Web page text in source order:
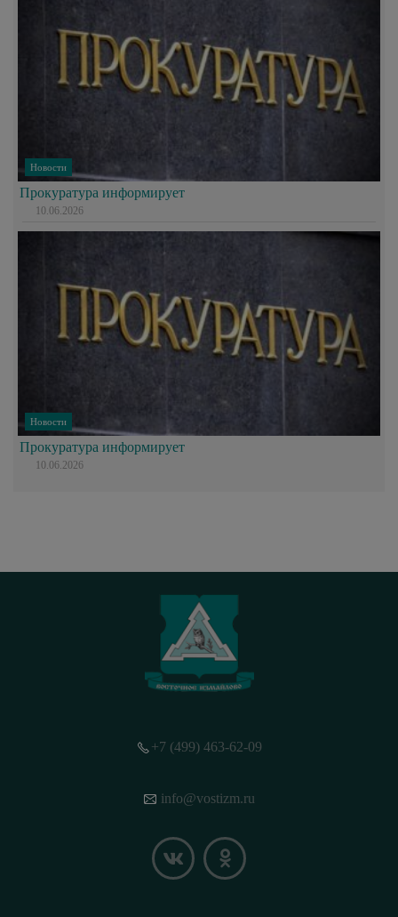
Новости
Прокуратура информирует
10.06.2026
Новости
Прокуратура информирует
10.06.2026
+7 (499) 463-62-09
info@vostizm.ru